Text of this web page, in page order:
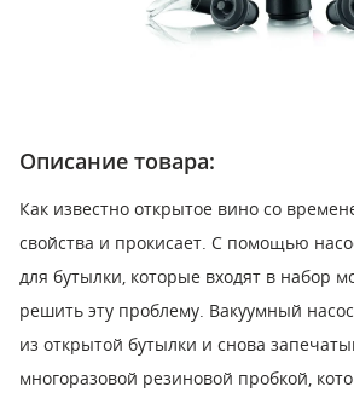
Описание товара:
Как известно открытое вино со
свойства и прокисает. С помощью
для бутылки, которые входят в набор
решить эту проблему. Вакуумный
из открытой бутылки и снова
многоразовой резиновой пробкой,